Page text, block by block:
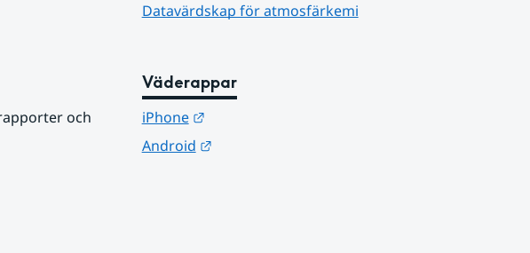
Datavärdskap för atmosfärkemi
och
Väderappar
iPhone
Länk till annan webbplats.
Android
Länk till annan webbplats.